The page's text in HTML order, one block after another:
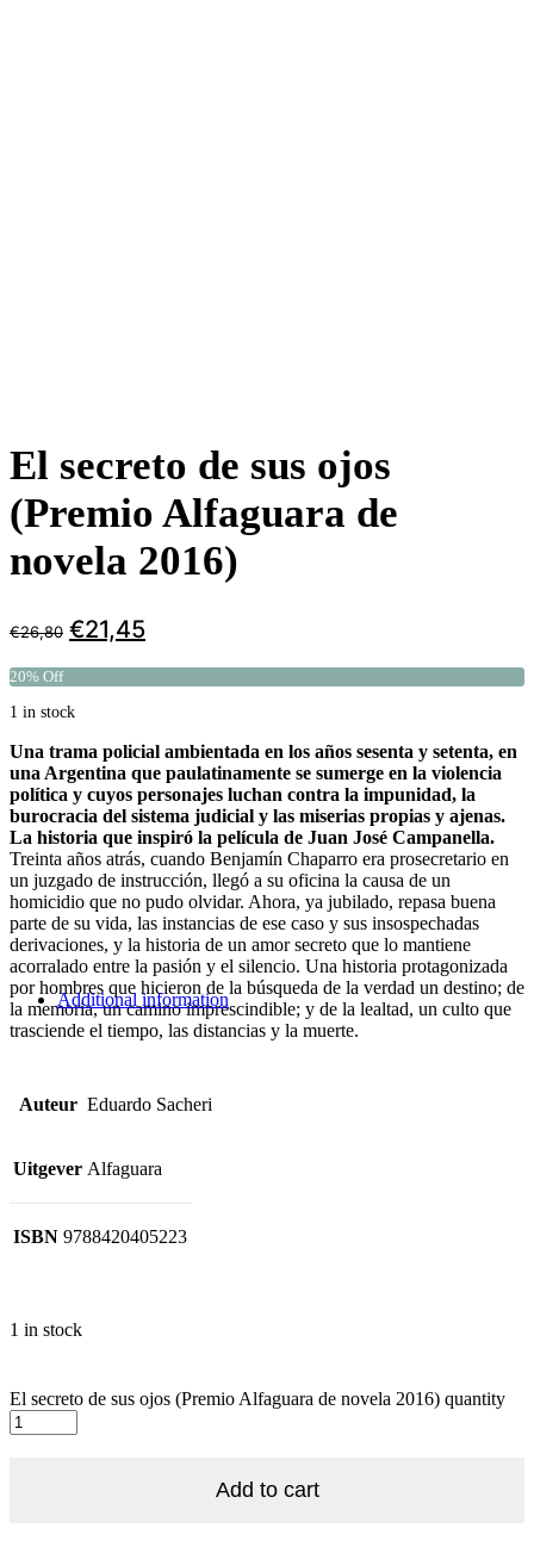
El secreto de sus ojos
(Premio Alfaguara de
novela 2016)
€26,80 €21,45
20% Off
1 in stock
Una trama policial ambientada en los años sesenta y setenta, en
una Argentina que paulatinamente se sumerge en la violencia
política y cuyos personajes luchan contra la impunidad, la
burocracia del sistema judicial y las miserias propias y ajenas.
La historia que inspiró la película de Juan José Campanella.
Treinta años atrás, cuando Benjamín Chaparro era prosecretario en
un juzgado de instrucción, llegó a su oficina la causa de un
homicidio que no pudo olvidar. Ahora, ya jubilado, repasa buena
parte de su vida, las instancias de ese caso y sus insospechadas
derivaciones, y la historia de un amor secreto que lo mantiene
acorralado entre la pasión y el silencio. Una historia protagonizada
por hombres que hicieron de la búsqueda de la verdad un destino; de
la memoria, un camino imprescindible; y de la lealtad, un culto que
trasciende el tiempo, las distancias y la muerte.
Additional information
Auteur Eduardo Sacheri
Uitgever Alfaguara
ISBN 9788420405223
1 in stock
El secreto de sus ojos (Premio Alfaguara de novela 2016) quantity
Add to cart